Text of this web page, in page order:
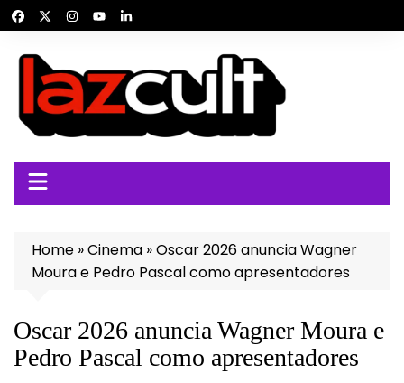
para
conteúdo
Home »Cinema »Oscar 2026 anuncia Wagner
Moura e Pedro Pascal como apresentadores
Oscar 2026 anuncia Wagner Moura e
Pedro Pascal como apresentadores